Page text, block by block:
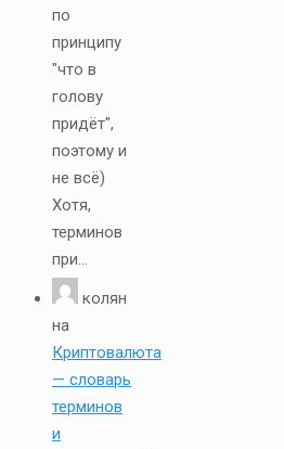
по
принципу
"что в
голову
придёт",
поэтому и
не всё)
Хотя,
терминов
при...
колян
на
Криптовалюта
— словарь
терминов
и